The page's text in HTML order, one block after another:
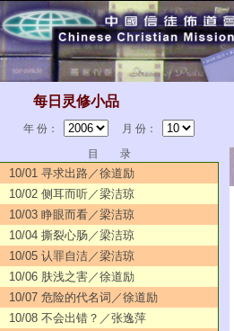
每日灵修小品
年 份：
月 份：
目 录
10/01 寻求出路／徐道励
10/02 侧耳而听／梁洁琼
10/03 睁眼而看／梁洁琼
10/04 撕裂心肠／梁洁琼
10/05 认罪自洁／梁洁琼
10/06 肤浅之害／徐道励
10/07 危险的代名词／徐道励
10/08 不会出错？／张逸萍